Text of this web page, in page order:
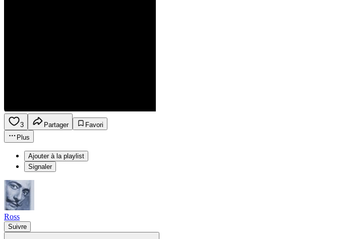
3 Partager
Favori
Plus
Ajouter à la playlist
Signaler
Ross
Suivre